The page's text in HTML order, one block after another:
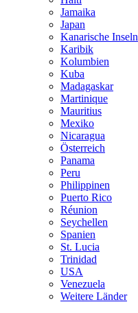
Jamaika
Japan
Kanarische Inseln
Karibik
Kolumbien
Kuba
Madagaskar
Martinique
Mauritius
Mexiko
Nicaragua
Österreich
Panama
Peru
Philippinen
Puerto Rico
Réunion
Seychellen
Spanien
St. Lucia
Trinidad
USA
Venezuela
Weitere Länder